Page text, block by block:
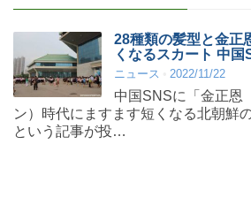
28種類の髪型と金正
くなるスカート 中国
ニュース 2022/11/22
中国SNSに「金正恩
ン）時代にますます短くなる北朝鮮
という記事が投…